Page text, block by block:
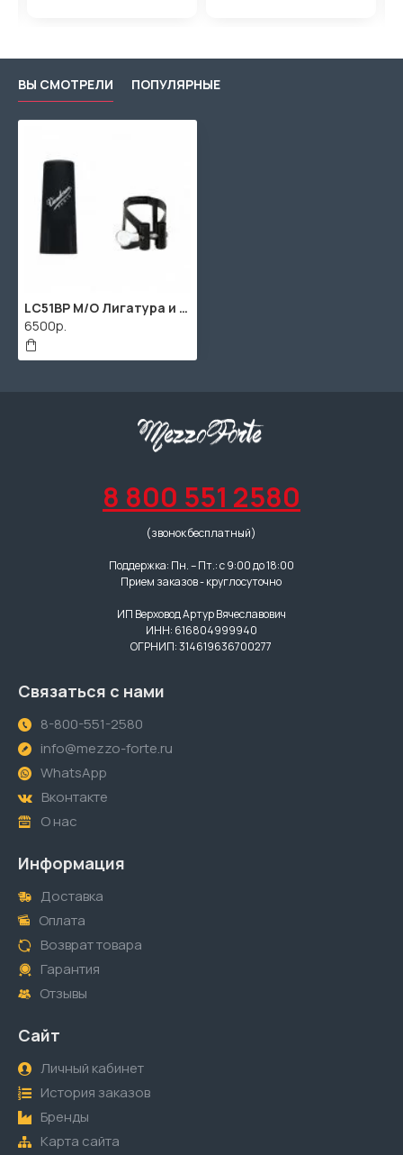
ВЫ СМОТРЕЛИ ПОПУЛЯРНЫЕ
LC51BP M/O Лигатура и колпачок для кларнета Bb, черная, Vandoren
6500р.
8 800 551 2580
(звонок бесплатный)
Поддержка: Пн. – Пт.: с 9:00 до 18:00
Прием заказов - круглосуточно
ИП Верховод Артур Вячеславович
ИНН: 616804999940
ОГРНИП: 314619636700277
Связаться с нами
8-800-551-2580
info@mezzo-forte.ru
WhatsApp
Вконтакте
О нас
Информация
Доставка
Оплата
Возврат товара
Гарантия
Отзывы
Сайт
Личный кабинет
История заказов
Бренды
Карта сайта